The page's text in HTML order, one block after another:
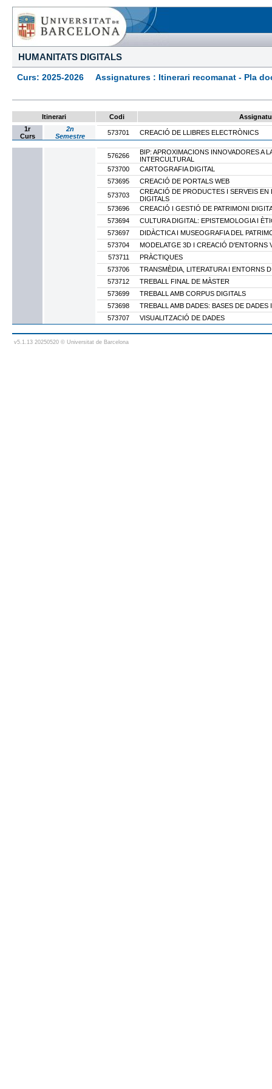
HUMANITATS DIGITALS
Curs: 2025-2026 Assignatures : Itinerari recomanat - Pla
Itinerari Codi
1r
Curs
2n
Semestre
573701 CREACIÓ DE LLIBRES ELECTRÒNICS
576266
BIP: APROXIMACIONS INNOVADORES A
INTERCULTURAL
573700
CARTOGRAFIA DIGITAL
573695
CREACIÓ DE PORTALS WEB
573703
CREACIÓ DE PRODUCTES I SERVEIS EN
DIGITALS
573696
CREACIÓ I GESTIÓ DE PATRIMONI
573694
CULTURA DIGITAL: EPISTEMOLOGIA I
573697
DIDÀCTICA I MUSEOGRAFIA DEL
573704
MODELATGE 3D I CREACIÓ D'ENTORNS
573711
PRÀCTIQUES
573706
TRANSMÈDIA, LITERATURA I ENTORNS
573712
TREBALL FINAL DE MÀSTER
573699
TREBALL AMB CORPUS DIGITALS
573698
TREBALL AMB DADES: BASES DE DADES
573707
VISUALITZACIÓ DE DADES
v5.1.13 20250520 © Universitat de Barcelona